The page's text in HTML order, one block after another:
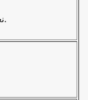
نعم مرحبا من فضلك.